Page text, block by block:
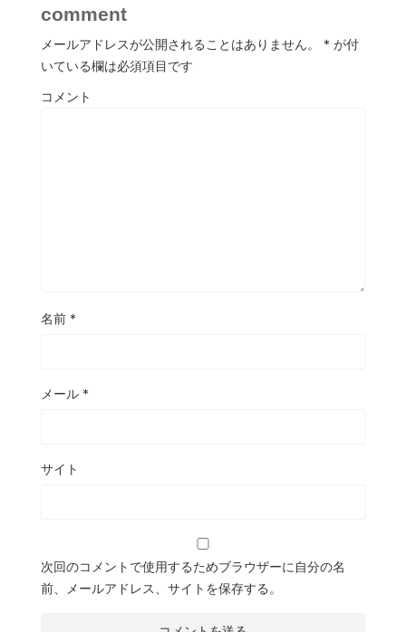
comment
メールアドレスが公開されることはありません。 * が付
いている欄は必須項目です
コメント
名前 *
メール *
サイト
次回のコメントで使用するためブラウザーに自分の名
前、メールアドレス、サイトを保存する。